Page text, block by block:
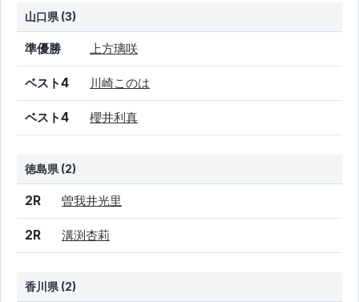
山口県 (3)
結果 シード 選手名
準優勝 上方璃咲
ベスト4 川崎このは
ベスト4 櫻井利真
徳島県 (2)
結果 シード 選手名
2R 曽我井光里
2R 溝渕杏莉
香川県 (2)